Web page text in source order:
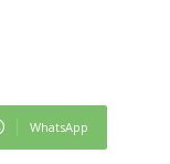
WhatsApp